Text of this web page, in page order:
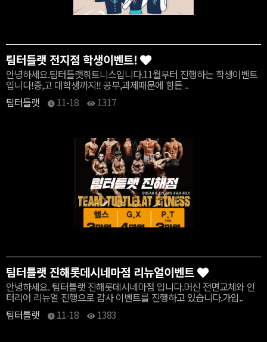
팀터틀랫 전지점 학생이벤트!
안녕하세요.팀터틀랫휘트니스입니다.11월부터 진행하는 학생이벤트
입니다!중,고 대학생까지!! 공부,과제때문에 힘든 ..
팀터틀랫
11-18 1317
팀터틀랫 진해롯데시네마점 리뉴얼이벤트
안녕하세요. 팀터틀랫 진해롯데시네마점 입니다.머신 전면교체와 인
터리어 리뉴얼 진행으로 감사 이벤트를 진행하고 있습니다.가입..
팀터틀랫
11-18 1383